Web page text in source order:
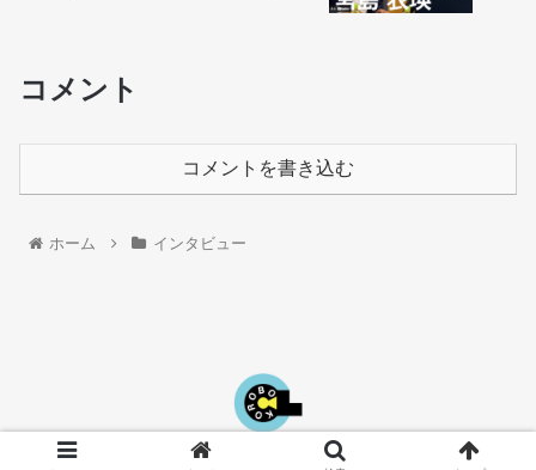
コメント
コメントを書き込む
ホーム インタビュー
© 2025 OFFICE KOROBOCL.